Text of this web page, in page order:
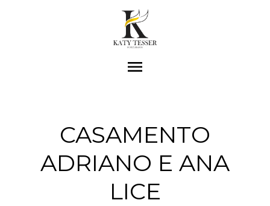
menu
CASAMENTO
ADRIANO E ANA
LICE